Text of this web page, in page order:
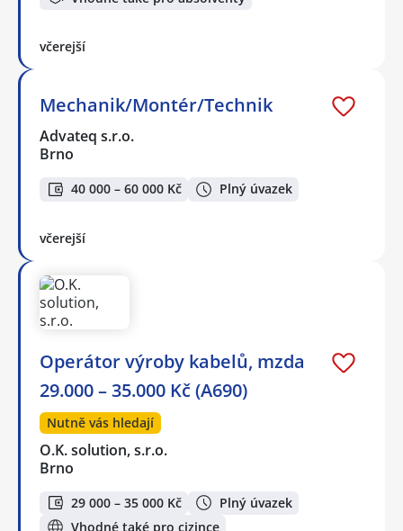
včerejší
Mechanik/Montér/Technik
Advateq s.r.o.
Brno
40 000 – 60 000 Kč Plný úvazek
včerejší
Operátor výroby kabelů, mzda
29.000 – 35.000 Kč (A690)
Nutně vás hledají
O.K. solution, s.r.o.
Brno
29 000 – 35 000 Kč
Plný úvazek
Vhodné také pro cizince